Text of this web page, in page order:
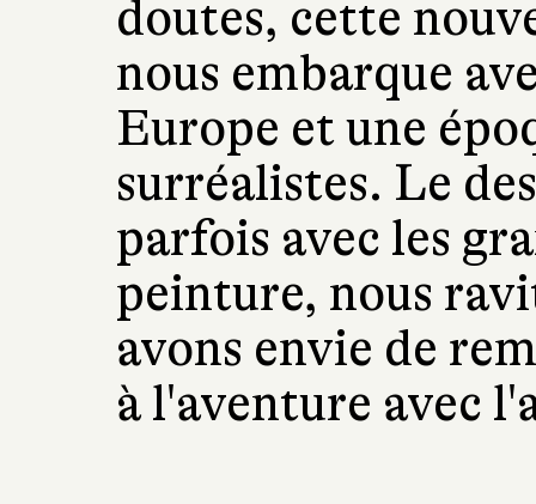
doutes, cette
nous embarque
Europe et une
surréalistes. Le
parfois avec les
peinture, nous
avons envie de
à l'aventure avec